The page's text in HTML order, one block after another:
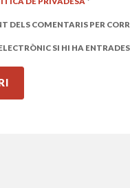
DELS COMENTARIS PER
SI HI HA